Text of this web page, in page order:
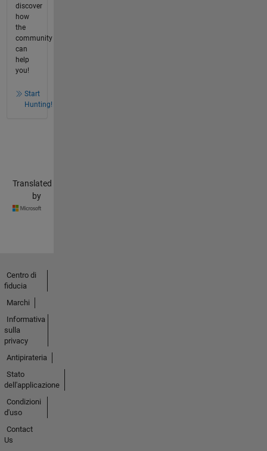
discover
how
the
community
can
help
you!
Start
Hunting!
Translated
by
Centro di
fiducia
Marchi
Informativa
sulla
privacy
Antipirateria
Stato
dell'applicazione
Condizioni
d'uso
Contact
Us